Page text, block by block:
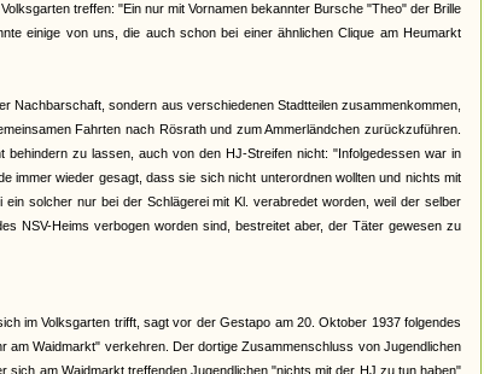
treffen: "Ein nur mit Vornamen bekannter Bursche "Theo" der Brille
einige von uns, die auch schon bei einer ähnlichen Clique am Heumarkt
sondern aus verschiedenen Stadtteilen zusammenkommen,
Fahrten nach Rösrath und zum Ammerländchen zurückzuführen.
zu lassen, auch von den HJ-Streifen nicht: "Infolgedessen war in
immer wieder gesagt, dass sie sich nicht unterordnen wollten und nichts mit
solcher nur bei der Schlägerei mit Kl. verabredet worden, weil der selber
NSV-Heims verbogen worden sind, bestreitet aber, der Täter gewesen zu
im Volksgarten trifft, sagt vor der Gestapo am 20. Oktober 1937 folgendes
am Waidmarkt" verkehren. Der dortige Zusammenschluss von Jugendlichen
am Waidmarkt treffenden Jugendlichen "nichts mit der HJ zu tun haben"